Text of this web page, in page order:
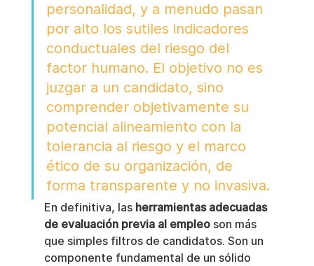
personalidad, y a menudo pasan
por alto los sutiles indicadores
conductuales del riesgo del
factor humano. El objetivo no es
juzgar a un candidato, sino
comprender objetivamente su
potencial alineamiento con la
tolerancia al riesgo y el marco
ético de su organización, de
forma transparente y no invasiva.
En definitiva, las herramientas adecuadas
de evaluación previa al empleo son más
que simples filtros de candidatos. Son un
componente fundamental de un sólido